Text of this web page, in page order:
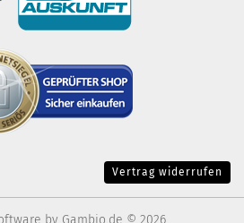
Vertrag widerrufen
by Gambio.de © 2026